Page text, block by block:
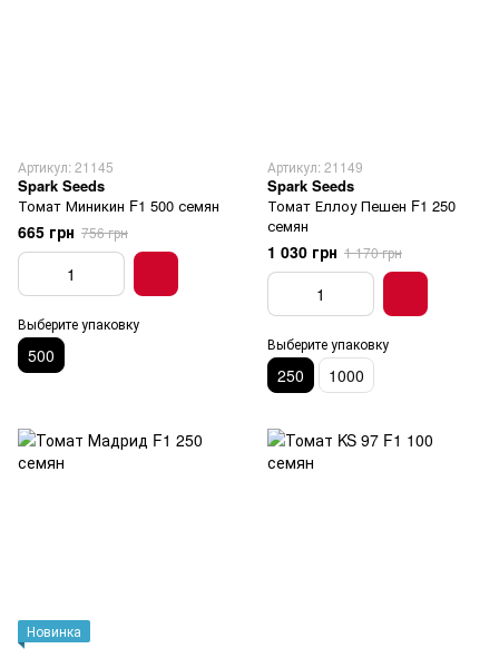
Артикул: 21145
Spark Seeds
Томат Миникин F1 500 семян
665 грн 756 грн
Выберите упаковку
500
Артикул: 21149
Spark Seeds
Томат Еллоу Пешен F1 250
семян
1 030 грн 1 170 грн
Выберите упаковку
250 1000
Новинка